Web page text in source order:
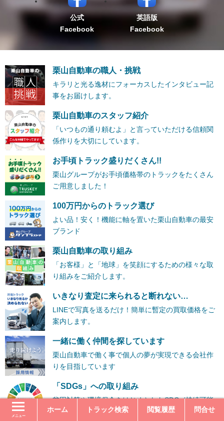
メニュー
ホーム トラック検索 閲覧履歴 問合せ
公式
Facebook
英語版
Facebook
栗山自動車の職人・挑戦
キラリと光る逸材にフォーカスしたインタビュー記
事をお届けします。
栗山自動車のスタッフ紹介
「いつもの通り頼むよ」と言っていただける信頼関
係作りを大切にしています。
お手頃トラック盛りだくさん!!
栗山グループがお手頃価格帯のトラックをたくさん
ご用意しました！
100万円からのトラック選び
よい品！安く！機能に軸を置いた栗山自動車の最安
ブランド
栗山自動車の取り組み
「お客様」と「地球」を笑顔にするための様々な取
り組みをご紹介します。
いきなり査定に来られると断れない…
LINEで写真を送るだけ！簡単に暫定の買取価格をご
案内します。
一緒に働く仲間を探しています
栗山自動車で働く事で個人の夢が実現できる会社作
りを目指しています
「SDGs」への取り組み
貧困対策や環境保全をはじめとしたSDGs(持続可能
な開発目標)への取組をご紹介いたします。